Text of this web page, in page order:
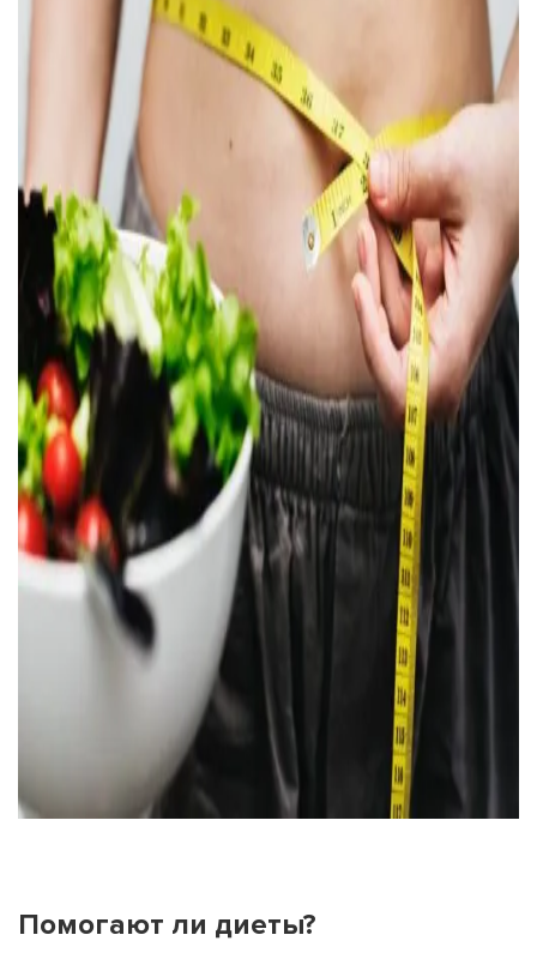
Помогают ли диеты?
ВЕРНУТЬСЯ К БЛОГУ
ВОЙТИ С ПОМОЩЬЮ ЗВОНКА
ВЕРНУТЬСЯ ПЕРЕЧИСЛИТЬ
ВЕРНУТЬСЯ